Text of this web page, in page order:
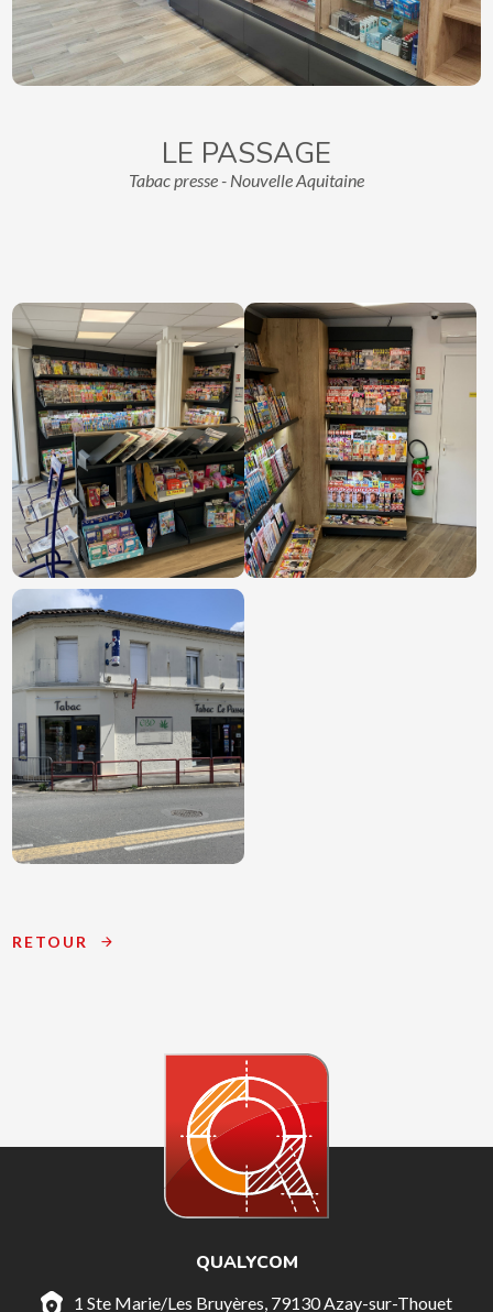
LE PASSAGE
Tabac presse - Nouvelle Aquitaine
RETOUR
QUALYCOM
1 Ste Marie/Les Bruyères, 79130 Azay-sur-Thouet